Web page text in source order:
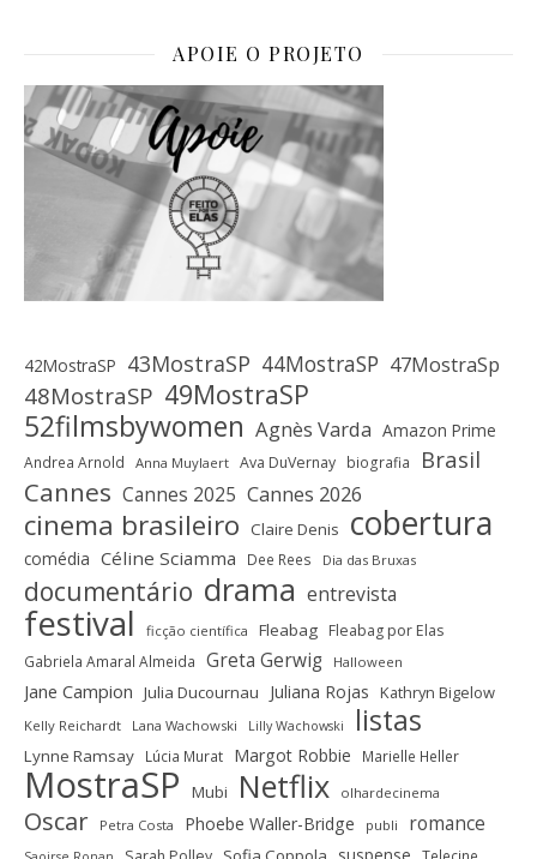
APOIE O PROJETO
42MostraSP 43MostraSP 44MostraSP 47MostraSp
48MostraSP 49MostraSP
52filmsbywomen Agnès Varda Amazon Prime
Andrea Arnold Anna Muylaert Ava DuVernay biografia Brasil
Cannes Cannes 2025 Cannes 2026
cinema brasileiro Claire Denis cobertura
comédia Céline Sciamma Dee Rees Dia das Bruxas
documentário drama entrevista
festival ficção científica Fleabag Fleabag por Elas
Gabriela Amaral Almeida Greta Gerwig Halloween
Jane Campion Julia Ducournau Juliana Rojas Kathryn Bigelow
Kelly Reichardt Lana Wachowski Lilly Wachowski listas
Lynne Ramsay Lúcia Murat Margot Robbie Marielle Heller
MostraSP Mubi Netflix olhardecinema
Oscar Petra Costa Phoebe Waller-Bridge publi romance